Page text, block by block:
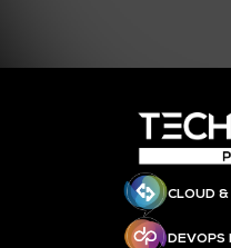
CLOUD
DEVOPS